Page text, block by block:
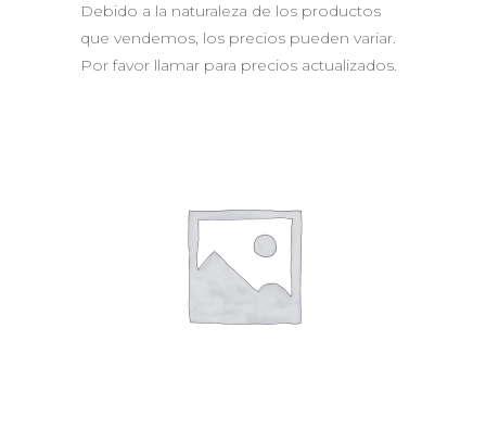
Debido a la naturaleza de los productos
que vendemos, los precios pueden variar.
Por favor llamar para precios actualizados.